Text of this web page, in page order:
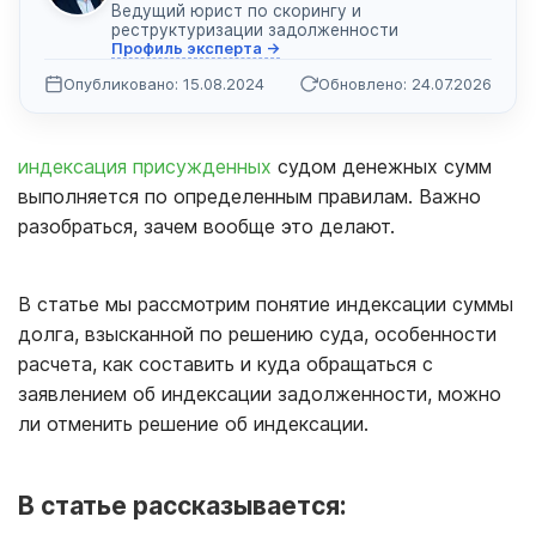
Ведущий юрист по скорингу и
реструктуризации задолженности
Профиль эксперта →
Опубликовано: 15.08.2024
Обновлено: 24.07.2026
индексация присужденных судом денежных сумм
выполняется по определенным правилам. Важно
разобраться, зачем вообще это делают.
В статье мы рассмотрим понятие индексации суммы
долга, взысканной по решению суда, особенности
расчета, как составить и куда обращаться с
заявлением об индексации задолженности, можно
ли отменить решение об индексации.
В статье рассказывается: